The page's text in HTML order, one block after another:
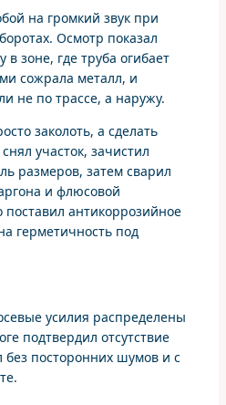
на громкий звук при
Осмотр показал
зоне, где труба огибает
сожрала металл, и
не по трассе, а наружу.
заколоть, а сделать
участок, зачистил
размеров, затем сварил
и флюсовой
поставил антикоррозийное
герметичность под
усилия распределены
подтвердил отсутствие
без посторонних шумов и с